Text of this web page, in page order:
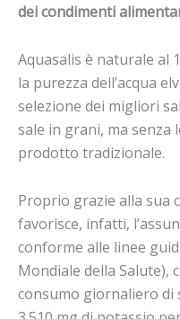
dei condimenti
Aquasalis è naturale al
la purezza dell’acqua
selezione dei migliori
sale in grani, ma senza
prodotto tradizionale.
Proprio grazie alla sua
favorisce, infatti,
conforme alle linee
Mondiale della Salute),
consumo giornaliero di